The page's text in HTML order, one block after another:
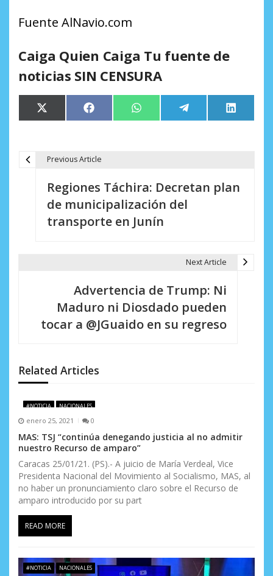
Fuente AlNavio.com
Caiga Quien Caiga Tu fuente de
noticias SIN CENSURA
Compartir
en
X
(Twitter)
Compartir
en
Facebook Compartir
en
WhatsApp Compartir
en
Telegram
en
LinkedIn
n
d
e
e
n
t
r
a
d
a
Previous Article
Regiones Táchira: Decretan plan
de municipalización del
transporte en Junín
Next Article
Advertencia de Trump: Ni
Maduro ni Diosdado pueden
tocar a @JGuaido en su regreso
Related Articles
#NOTICIA NACIONALES
enero 25, 2021 0
MAS: TSJ “continúa denegando justicia al no admitir
nuestro Recurso de amparo”
Caracas 25/01/21. (PS).- A juicio de María Verdeal, Vice
Presidenta Nacional del Movimiento al Socialismo, MAS, al
no haber un pronunciamiento claro sobre el Recurso de
amparo introducido por su part
READ MORE
#NOTICIA NACIONALES